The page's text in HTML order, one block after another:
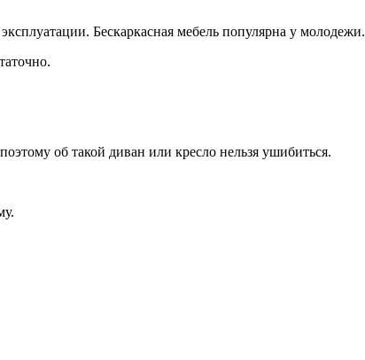
Бескаркасная мебель популярна у молодежи.
об такой диван или кресло нельзя ушибиться.